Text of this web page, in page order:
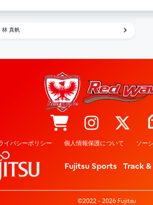
林 真帆
イバシーポリシー 個人情報保護について ソー
Fujitsu Sports Track
©2022 - 2026 Fujitsu